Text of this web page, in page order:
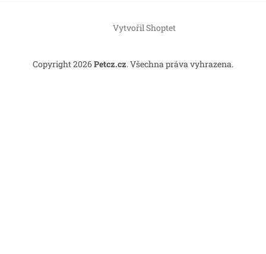
Vytvořil Shoptet
Copyright 2026Petcz.cz. Všechna práva vyhrazena.